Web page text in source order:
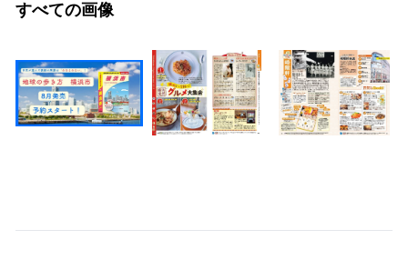
すべての画像